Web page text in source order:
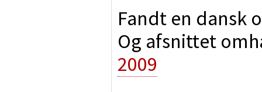
Fandt en dansk
Og afsnittet
2009